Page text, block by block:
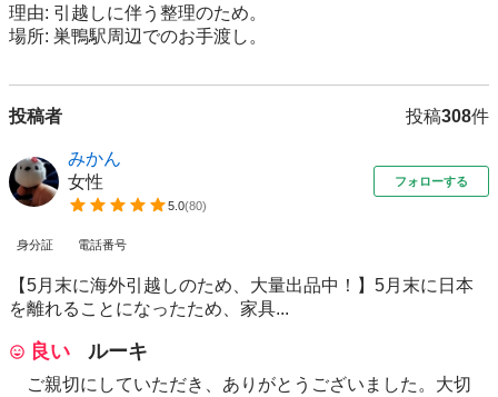
​理由: 引越しに伴う整理のため。
​場所: 巣鴨駅周辺でのお手渡し。
投稿者 投稿308件
みかん
女性
5.0(80)
フォローする
身分証 電話番号
​【5月末に海外引越しのため、大量出品中！】 ​5月末に日本
を離れることになったため、家具...
良い ルーキ
ご親切にしていただき、ありがとうございました。大切